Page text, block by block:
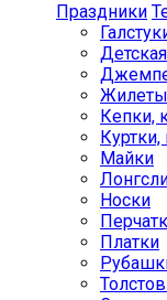
Праздники
Жилеты
Кепки,
Майки
Носки
Платки